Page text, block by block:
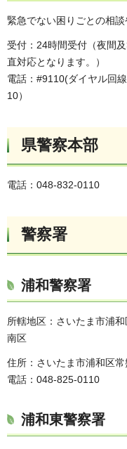
緊急でない困りごとの相談
受付：24時間受付（夜間
直対応となります。）
電話：#9110(ダイヤル回
10）
県警察本部
電話：048-832-0110
警察署
浦和警察署
所轄地区：さいたま市浦
南区
住所：さいたま市浦和区
電話：048-825-0110
浦和東警察署